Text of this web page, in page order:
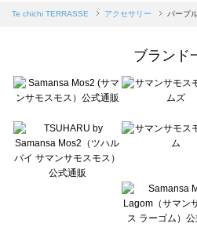
Samansa Mos2 blue（サマンサモスモス ブルー
sō4ū（ソウフォーユー）のアクセサリー一覧
Te chichi（テチチ）のアクセサリー一覧
Te chichi CLASSIC（テチチ クラシック）のア
Lugnoncure（ルノンキュール）のアクセサリ
BETTY'S BLUE（べティーズブルー）のアクセ
Wpc.（ワールドパーティー）のアクセサリー一
Te chichi TERRASSE アクセサリー パープ
ブランド